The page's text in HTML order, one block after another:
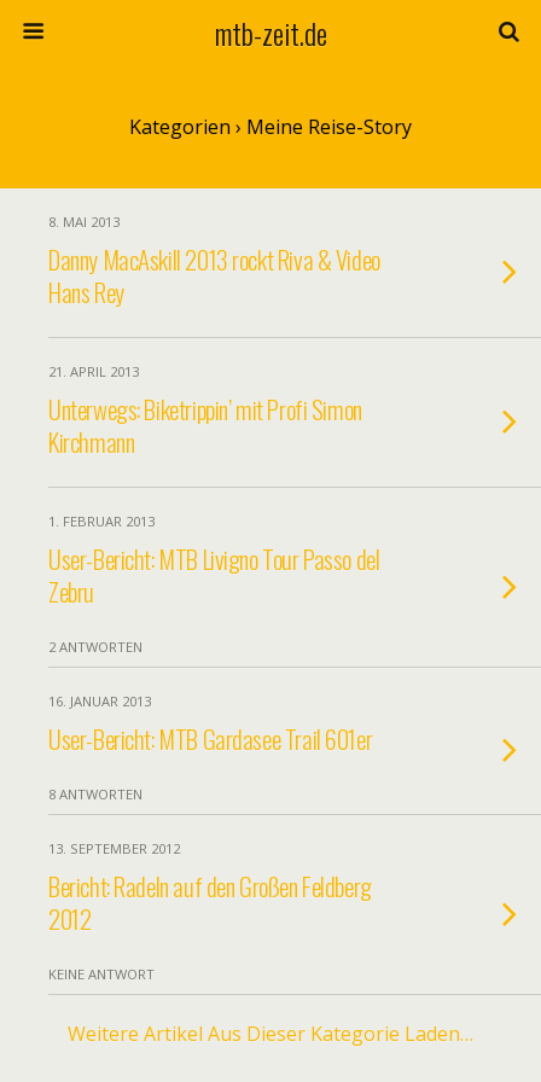
mtb-zeit.de
Kategorien › Meine Reise-Story
8. MAI 2013
Danny MacAskill 2013 rockt Riva & Video
Hans Rey
21. APRIL 2013
Unterwegs: Biketrippin’ mit Profi Simon
Kirchmann
1. FEBRUAR 2013
User-Bericht: MTB Livigno Tour Passo del
Zebru
2 ANTWORTEN
16. JANUAR 2013
User-Bericht: MTB Gardasee Trail 601er
8 ANTWORTEN
13. SEPTEMBER 2012
Bericht: Radeln auf den Großen Feldberg
2012
KEINE ANTWORT
Weitere Artikel Aus Dieser Kategorie Laden…